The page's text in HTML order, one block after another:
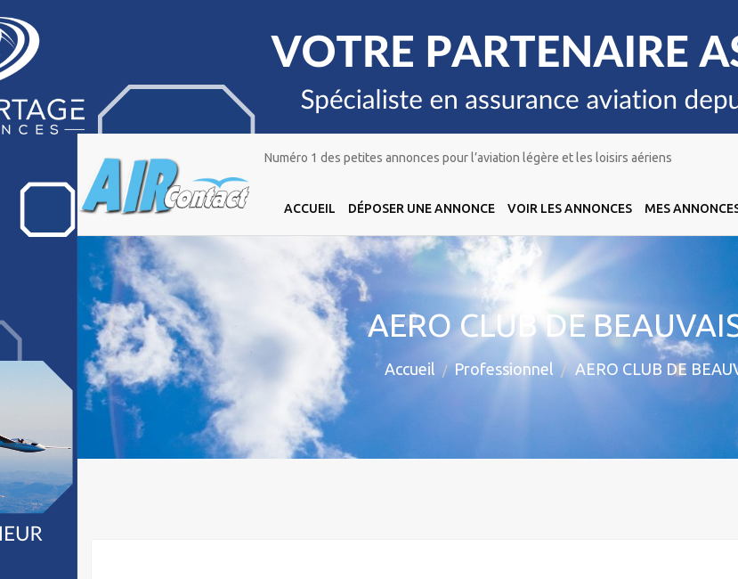
Numéro 1 des petites annonces pour l’aviation légère et les loisirs aériens
ACCUEIL DÉPOSER UNE ANNONCE VOIR LES ANNONCES MES
AERO CLUB DE
Accueil Professionnel AERO CLUB DE